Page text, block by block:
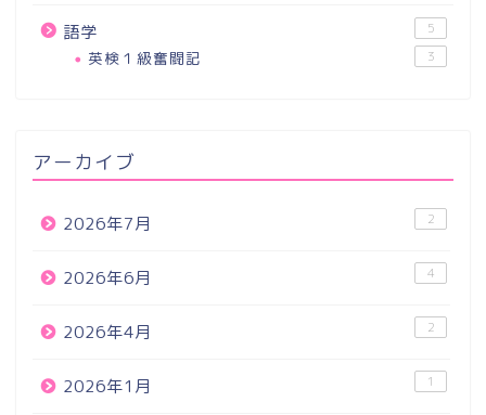
語学 5
英検１級奮闘記 3
アーカイブ
2026年7月 2
2026年6月 4
2026年4月 2
2026年1月 1